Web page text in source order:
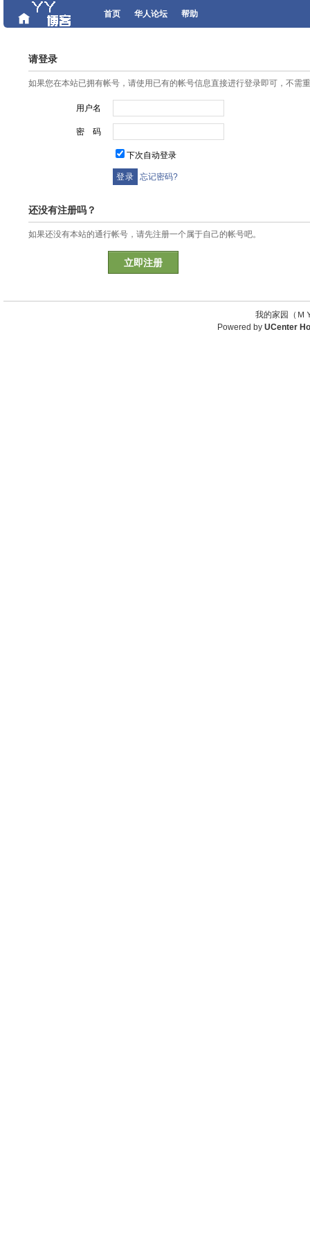
首页 华人论坛 帮助
请登录
如果您在本站已拥有帐号，请使用已有的帐号信息直接进行登录即可，不需
用户名
密 码
下次自动登录
忘记密码?
还没有注册吗？
如果还没有本站的通行帐号，请先注册一个属于自己的帐号吧。
立即注册
我的家园（
Powered by UCenter